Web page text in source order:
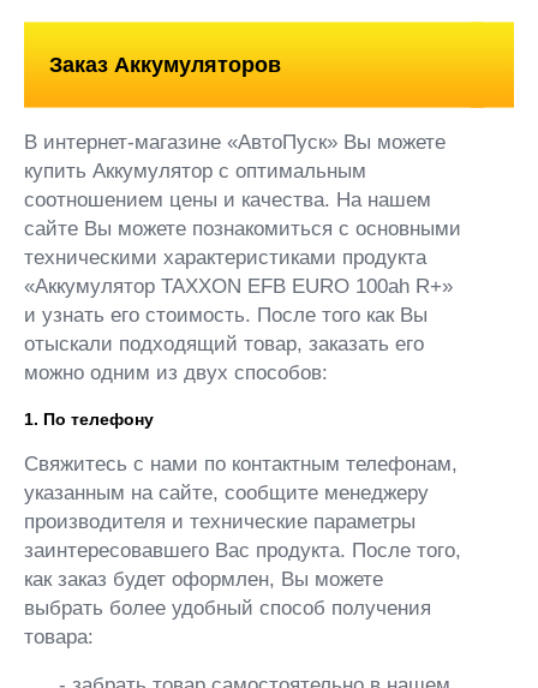
Заказ Аккумуляторов
В интернет-магазине «АвтоПуск» Вы можете
купить Аккумулятор с оптимальным
соотношением цены и качества. На нашем
сайте Вы можете познакомиться с основными
техническими характеристиками продукта
«Аккумулятор TAXXON EFB EURO 100ah R+»
и узнать его стоимость. После того как Вы
отыскали подходящий товар, заказать его
можно одним из двух способов:
1. По телефону
Свяжитесь с нами по контактным телефонам,
указанным на сайте, сообщите менеджеру
производителя и технические параметры
заинтересовавшего Вас продукта. После того,
как заказ будет оформлен, Вы можете
выбрать более удобный способ получения
товара: